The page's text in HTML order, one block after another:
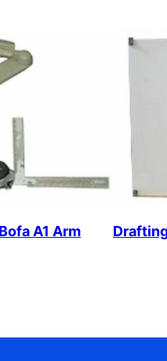
A1 Arm